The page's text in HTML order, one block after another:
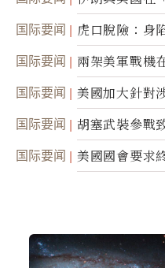
国际要闻 虎口脫險：身
国际要闻
兩架美軍戰機
蹤
国际要闻
美國加大針對
民權力度
国际要闻
胡塞武裝參戰
面入侵的可能
国际要闻 美國國會要求